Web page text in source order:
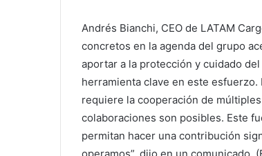
Andrés Bianchi, CEO de LATAM
concretos en la agenda del grupo
aportar a la protección y cuidado
herramienta clave en este
requiere la cooperación de
colaboraciones son posibles. Este
permitan hacer una contribución